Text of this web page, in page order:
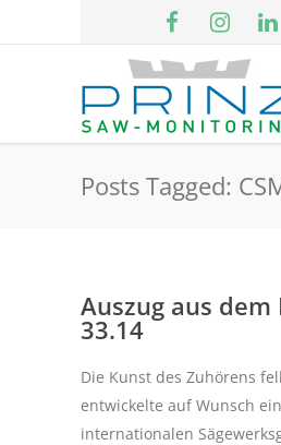
Posts Tagged:
Auszug aus
33.14
Die Kunst des Zuhörens
entwickelte auf Wunsch
internationalen